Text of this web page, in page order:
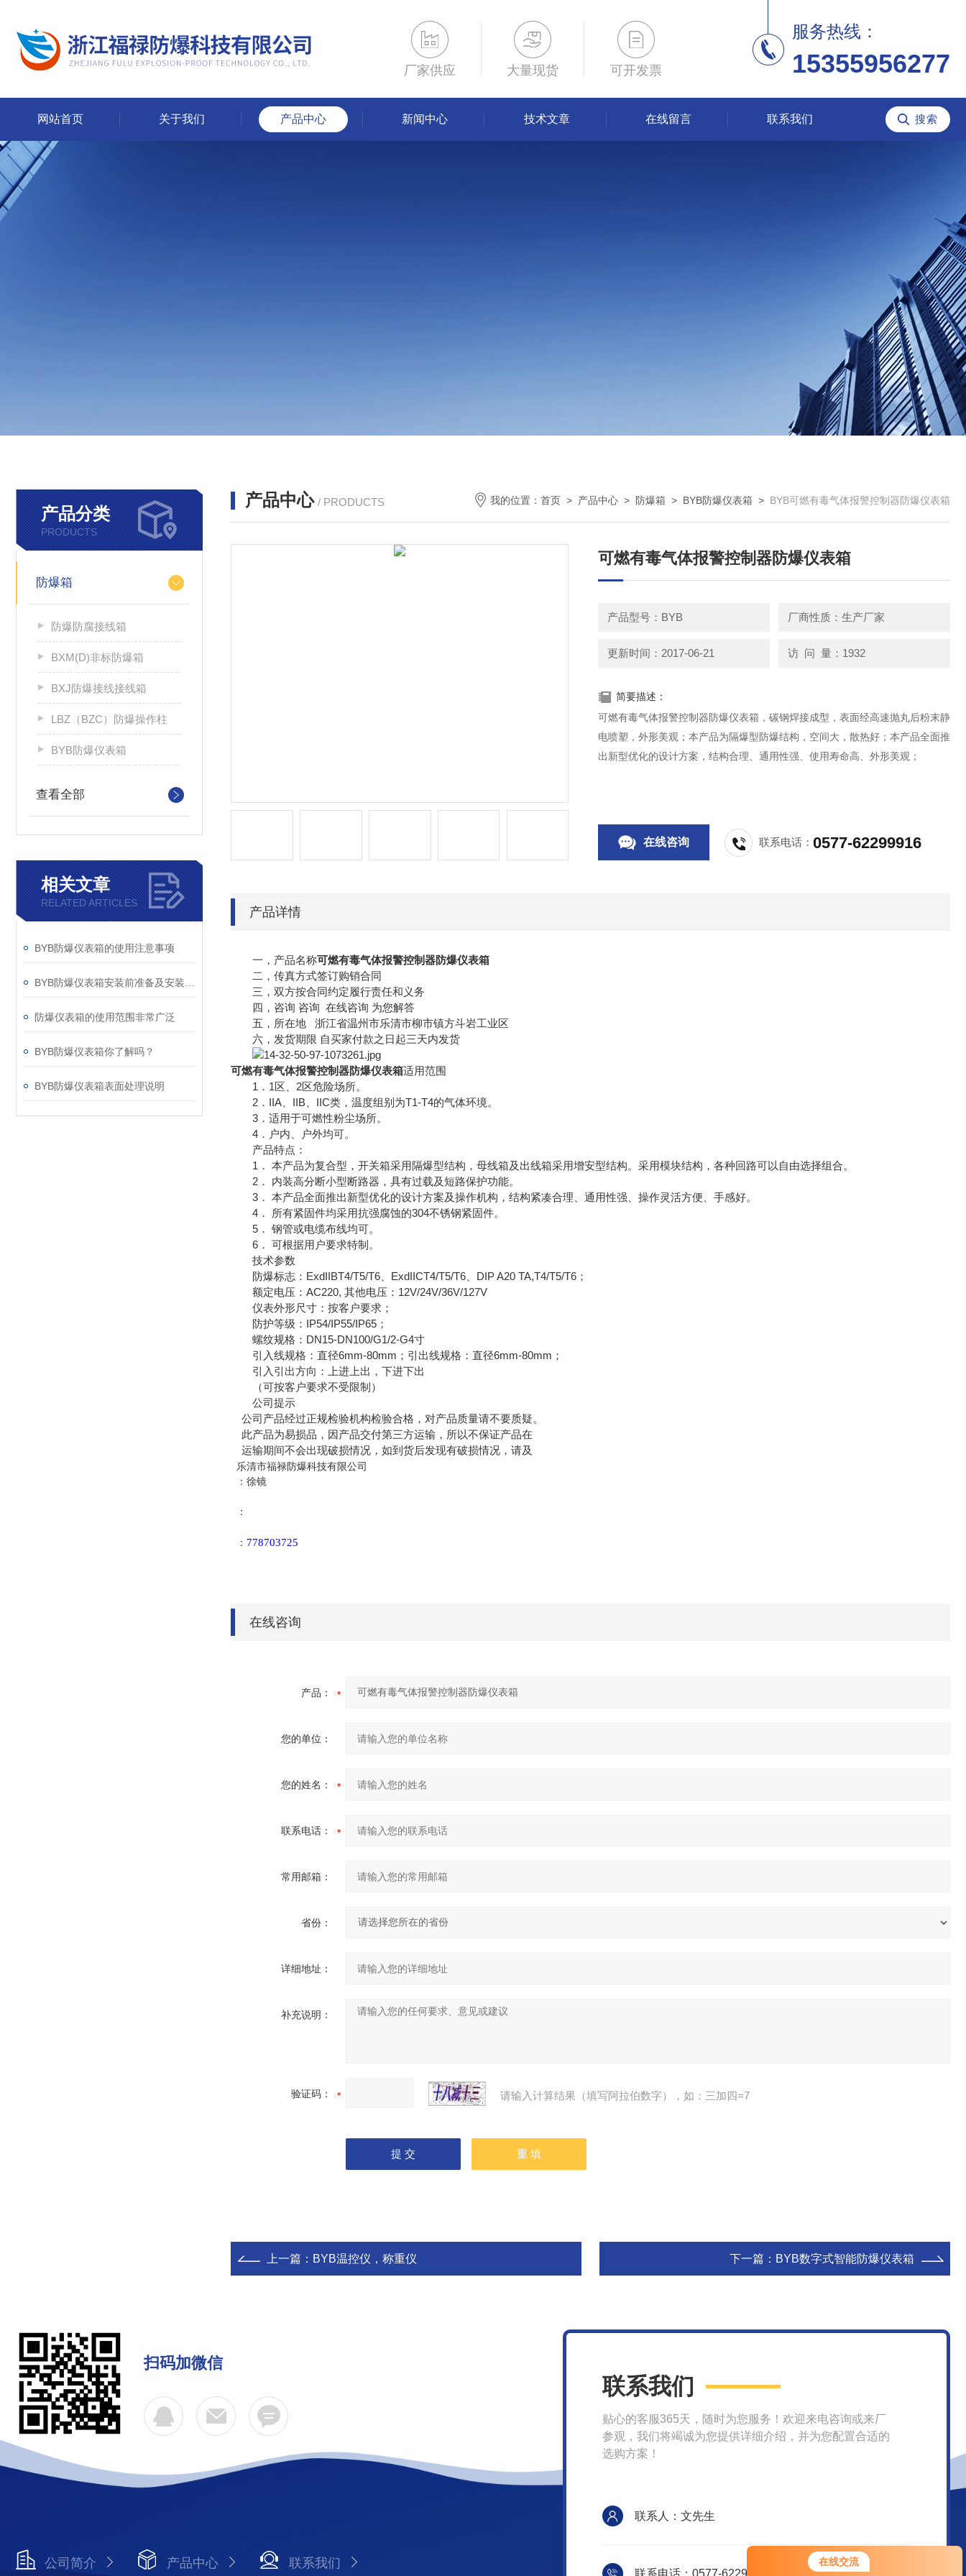
在线交流
厂家供应 大量现货 可开发票
服务热线：
15355956277
网站首页 关于我们 产品中心 新闻中心 技术文章 在线留言 联系我们
产品分类
PRODUCTS
防爆箱
防爆防腐接线箱
BXM(D)非标防爆箱
BXJ防爆接线接线箱
LBZ（BZC）防爆操作柱
BYB防爆仪表箱
查看全部
相关文章
RELATED ARTICLES
BYB防爆仪表箱的使用注意事项
防爆仪表箱的使用范围非常广泛
BYB防爆仪表箱你了解吗？
BYB防爆仪表箱表面处理说明
产品中心 / PRODUCTS 我的位置： 首页 > 产品中心 > 防爆箱 > BYB防爆仪表箱 > BYB可燃有毒气体报警控制器防爆仪表箱
可燃有毒气体报警控制器防爆仪表箱
产品型号：BYB 厂商性质：生产厂家
更新时间：2017-06-21 访 问 量：1932
简要描述：
可燃有毒气体报警控制器防爆仪表箱，碳钢焊接成型，表面经高速抛丸后粉末静
电喷塑，外形美观；本产品为隔爆型防爆结构，空间大，散热好；本产品全面推
出新型优化的设计方案，结构合理、通用性强、使用寿命高、外形美观；
在线咨询 联系电话：0577-62299916
产品详情
一，产品名称可燃有毒气体报警控制器防爆仪表箱
二，传真方式签订购销合同
三，双方按合同约定履行责任和义务
四，咨询 咨询 在线咨询 为您解答
五，所在地 浙江省温州市乐清市柳市镇方斗岩工业区
六，发货期限 自买家付款之日起三天内发货
可燃有毒气体报警控制器防爆仪表箱适用范围
1．1区、2区危险场所。
2．IIA、IIB、IIC类，温度组别为T1-T4的气体环境。
3．适用于可燃性粉尘场所。
4．户内、户外均可。
产品特点：
1． 本产品为复合型，开关箱采用隔爆型结构，母线箱及出线箱采用增安型结构。采用模块结构，各种回路可以自由选择组合。
2． 内装高分断小型断路器，具有过载及短路保护功能。
3． 本产品全面推出新型优化的设计方案及操作机构，结构紧凑合理、通用性强、操作灵活方便、手感好。
4． 所有紧固件均采用抗强腐蚀的304不锈钢紧固件。
5． 钢管或电缆布线均可。
6． 可根据用户要求特制。
技术参数
防爆标志：ExdIIBT4/T5/T6、ExdIICT4/T5/T6、DIP A20 TA,T4/T5/T6；
额定电压：AC220, 其他电压：12V/24V/36V/127V
仪表外形尺寸：按客户要求；
防护等级：IP54/IP55/IP65；
螺纹规格：DN15-DN100/G1/2-G4寸
引入线规格：直径6mm-80mm；引出线规格：直径6mm-80mm；
引入引出方向：上进上出，下进下出
（可按客户要求不受限制）
公司提示
公司产品经过正规检验机构检验合格，对产品质量请不要质疑。
此产品为易损品，因产品交付第三方运输，所以不保证产品在
运输期间不会出现破损情况，如到货后发现有破损情况，请及
乐清市福禄防爆科技有限公司
：徐镜
：
： 778703725
在线咨询
产品：
您的单位：
您的姓名：
联系电话：
常用邮箱：
省份：
详细地址：
补充说明：
验证码： 请输入计算结果（填写阿拉伯数字），如：三加四=7
上一篇： BYB温控仪，称重仪 下一篇： BYB数字式智能防爆仪表箱
扫码加微信
公司简介 产品中心 联系我们
联系我们
贴心的客服365天，随时为您服务！欢迎来电咨询或来厂
参观，我们将竭诚为您提供详细介绍，并为您配置合适的
选购方案！
联系人：文先生
联系电话：0577-62299916